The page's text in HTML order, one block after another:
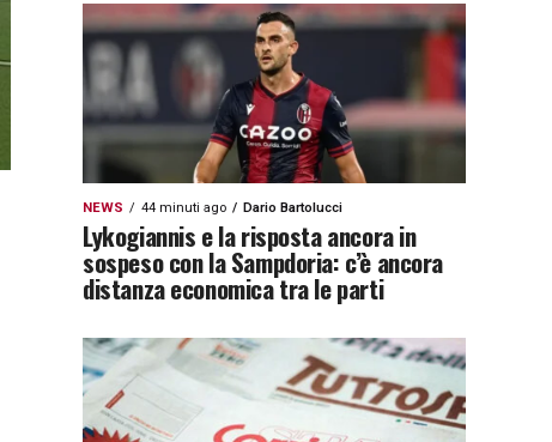
NEWS 44 minuti ago Dario Bartolucci
Lykogiannis e la risposta ancora in
sospeso con la Sampdoria: c’è ancora
distanza economica tra le parti